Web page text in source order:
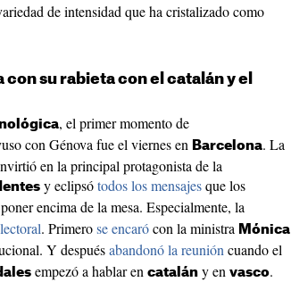
de intensidad que ha cristalizado como
con su rabieta con el catalán y el
, el primer momento de
con Génova fue el viernes en Barcelona. La
en la principal protagonista de la
y eclipsótodos los mensajesque los
encima de la mesa. Especialmente, la
. Primerose encarócon la ministra Mónica
Y despuésabandonó la reunión cuando el
empezó a hablar en catalán y en vasco.